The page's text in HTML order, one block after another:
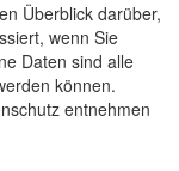
Überblick darüber,
wenn Sie
Daten sind alle
können.
entnehmen